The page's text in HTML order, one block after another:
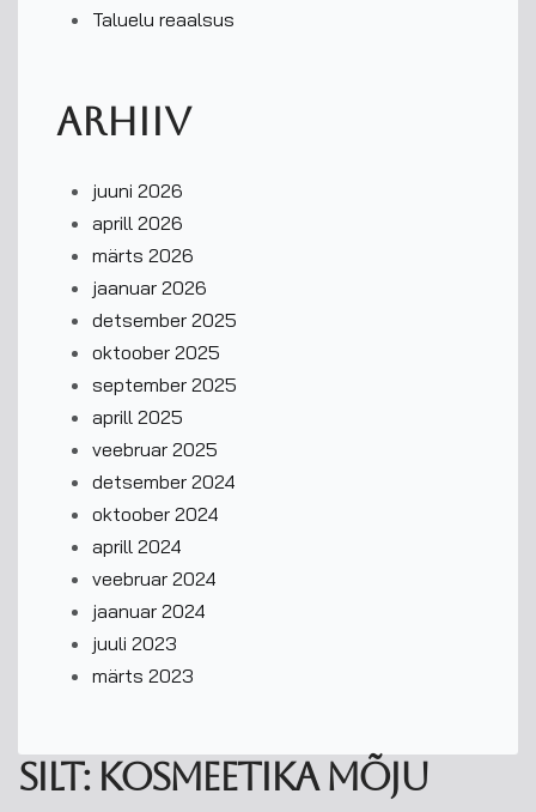
Taluelu reaalsus
Arhiiv
juuni 2026
aprill 2026
märts 2026
jaanuar 2026
detsember 2025
oktoober 2025
september 2025
aprill 2025
veebruar 2025
detsember 2024
oktoober 2024
aprill 2024
veebruar 2024
jaanuar 2024
juuli 2023
märts 2023
Silt: Kosmeetika mõju